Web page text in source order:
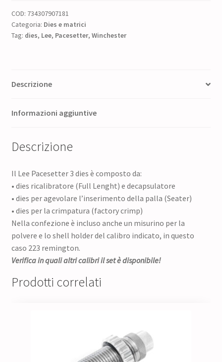
era:
51,00 €.
è:
40,80 €.
COD: 734307907181
Categoria: Dies e matrici
Tag: dies, Lee, Pacesetter, Winchester
Descrizione
Informazioni aggiuntive
Descrizione
Il Lee Pacesetter 3 dies è composto da:
• dies ricalibratore (Full Lenght) e decapsulatore
• dies per agevolare l’inserimento della palla (Seater)
• dies per la crimpatura (factory crimp)
Nella confezione è incluso anche un misurino per la
polvere e lo shell holder del calibro indicato, in questo
caso 223 remington.
Verifica in quali altri calibri il set è disponibile!
Prodotti correlati